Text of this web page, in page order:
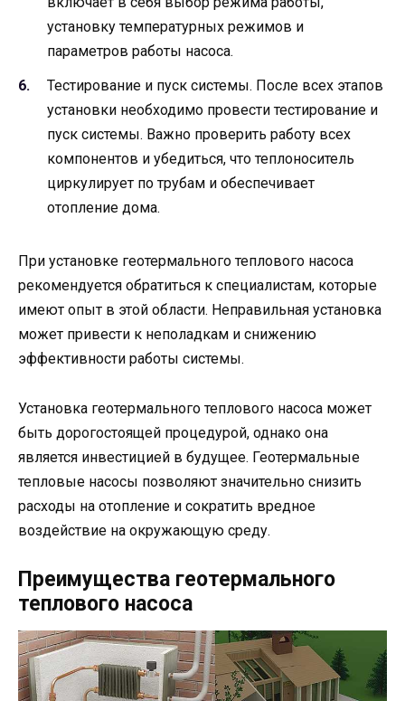
установку температурных режимов и
параметров работы насоса.
Тестирование и пуск системы. После всех этапов
установки необходимо провести тестирование и
пуск системы. Важно проверить работу всех
компонентов и убедиться, что теплоноситель
циркулирует по трубам и обеспечивает
отопление дома.
При установке геотермального теплового насоса
рекомендуется обратиться к специалистам, которые
имеют опыт в этой области. Неправильная установка
может привести к неполадкам и снижению
эффективности работы системы.
Установка геотермального теплового насоса может
быть дорогостоящей процедурой, однако она
является инвестицией в будущее. Геотермальные
тепловые насосы позволяют значительно снизить
расходы на отопление и сократить вредное
воздействие на окружающую среду.
Преимущества геотермального
теплового насоса